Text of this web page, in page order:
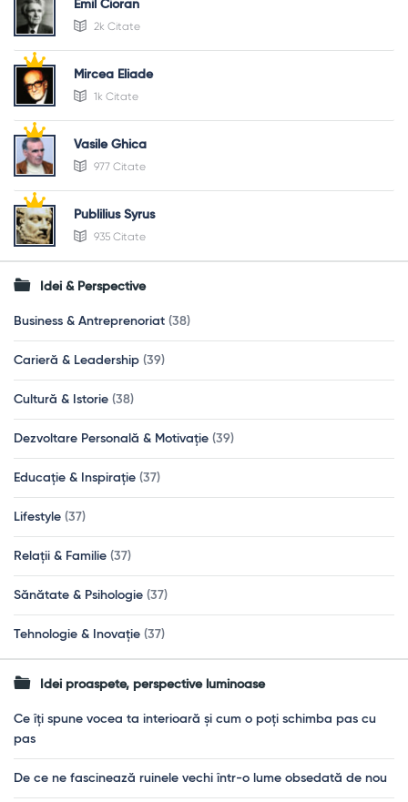
Emil Cioran
2k Citate
Mircea Eliade
1k Citate
Vasile Ghica
977 Citate
Publilius Syrus
935 Citate
Idei & Perspective
Business & Antreprenoriat (38)
Carieră & Leadership (39)
Cultură & Istorie (38)
Dezvoltare Personală & Motivație (39)
Educație & Inspirație (37)
Lifestyle (37)
Relații & Familie (37)
Sănătate & Psihologie (37)
Tehnologie & Inovație (37)
Idei proaspete, perspective luminoase
Ce îți spune vocea ta interioară și cum o poți schimba pas cu
pas
De ce ne fascinează ruinele vechi într-o lume obsedată de nou